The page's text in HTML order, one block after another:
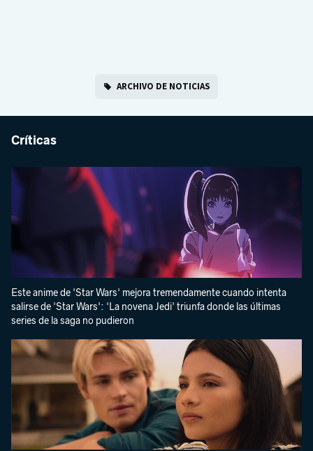
ARCHIVO DE NOTICIAS
Críticas
Este anime de 'Star Wars' mejora tremendamente cuando intenta
salirse de 'Star Wars': 'La novena Jedi' triunfa donde las últimas
series de la saga no pudieron